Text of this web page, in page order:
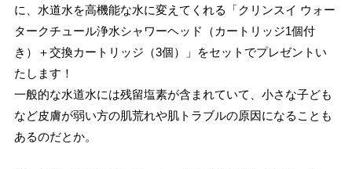
に、水道水を高機能な水に変えてくれる「クリンスイ ウォー
タークチュール浄水シャワーヘッド（カートリッジ1個付
き）＋交換カートリッジ（3個）」をセットでプレゼントい
たします！
一般的な水道水には残留塩素が含まれていて、小さな子ども
など皮膚が弱い方の肌荒れや肌トラブルの原因になることも
あるのだとか。